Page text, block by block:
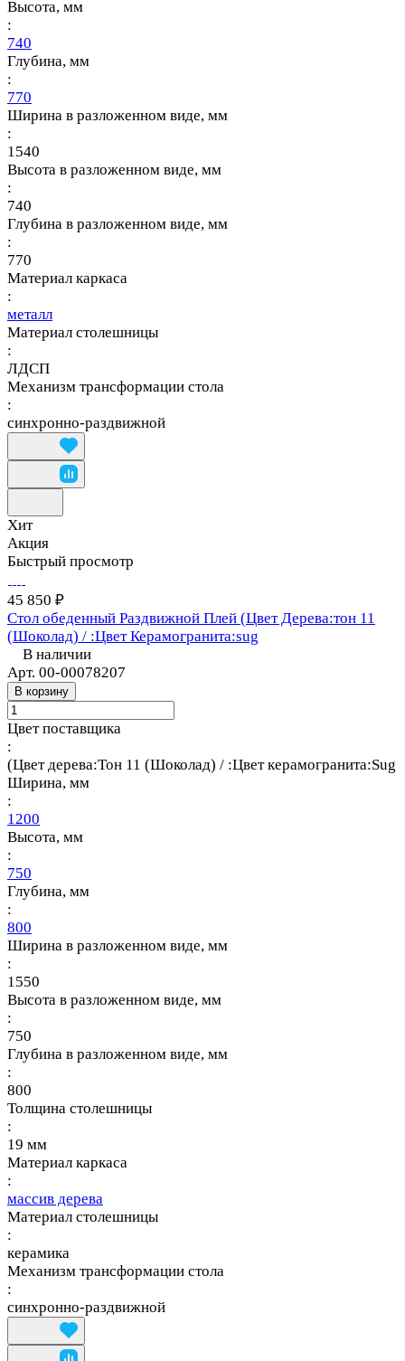
Высота, мм
:
740
Глубина, мм
:
770
Ширина в разложенном виде, мм
:
1540
Высота в разложенном виде, мм
:
740
Глубина в разложенном виде, мм
:
770
Материал каркаса
:
металл
Материал столешницы
:
ЛДСП
Механизм трансформации стола
:
синхронно-раздвижной
Хит
Акция
Быстрый просмотр
45 850 ₽
Стол обеденный Раздвижной Плей (Цвет Дерева:тон 11
(Шоколад) / :Цвет Керамогранита:sug
В наличии
Арт. 00-00078207
В корзину
Цвет поставщика
:
(Цвет дерева:Тон 11 (Шоколад) / :Цвет керамогранита:Sug
Ширина, мм
:
1200
Высота, мм
:
750
Глубина, мм
:
800
Ширина в разложенном виде, мм
:
1550
Высота в разложенном виде, мм
:
750
Глубина в разложенном виде, мм
:
800
Толщина столешницы
:
19 мм
Материал каркаса
:
массив дерева
Материал столешницы
:
керамика
Механизм трансформации стола
:
синхронно-раздвижной